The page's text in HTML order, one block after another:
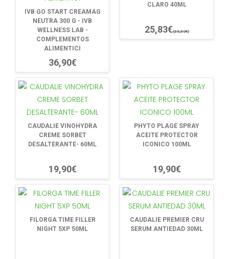
IVB GO START CREAMAG
NEUTRA 300 G - IVB
WELLNESS LAB -
COMPLEMENTOS
ALIMENTICI
36,90€
CLARO 40ML
25,83€(36,90€)
CAUDALIE VINOHYDRA
CREME SORBET
DESALTERANTE- 60ML
19,90€
PHYTO PLAGE SPRAY
ACEITE PROTECTOR
ICONICO 100ML
19,90€
FILORGA TIME FILLER
NIGHT 5XP 50ML
CAUDALIE PREMIER CRU
SERUM ANTIEDAD 30ML